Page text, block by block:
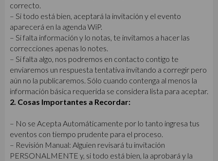
correcto.
– Si todo está bien, aceptará la invitación y el evento
aparecerá en la agenda WiP.
– Si falta información y lo notas, te invitamos a hacer las
correcciones apenas lo notes.
– Si falta algo, nos podremos en contacto contigo te
enviaremos un respuesta tentativa invitando a corregir pero
aún no la publicaremos. Sólo cuando contenga al menos la
información básica requerida se considera lista para aceptar.
2. Cosas Importantes a Recordar:
– No se Acepta Automáticamente por lo tanto ingresa tus
eventos con tiempo prudente para el proceso.
– Revisión Manual: Alguien revisará tu invitación
PERSONALMENTE y, si todo está bien, la aprobará y la